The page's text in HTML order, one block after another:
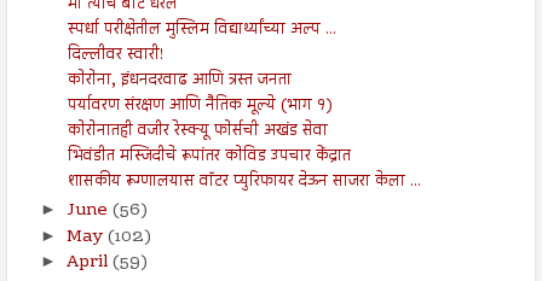
स्पर्धा परीक्षेतील मुस्लिम विद्यार्थ्यांच्या अल्प ...
दिल्लीवर स्वारी!
कोरोना, इंधनदरवाढ आणि त्रस्त जनता
पर्यावरण संरक्षण आणि नैतिक मूल्ये (भाग १)
कोरोनातही वजीर रेस्क्यू फोर्सची अखंड सेवा
भिवंडीत मस्जिदीचे रूपांतर कोविड उपचार केंद्रात
शासकीय रूग्णालयास वॉटर प्युरिफायर देऊन साजरा केला ...
► June (56)
► May(102)
► April(59)